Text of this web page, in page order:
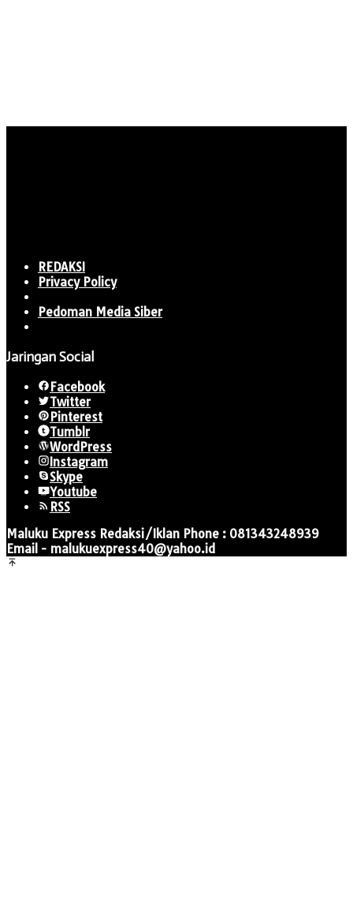
REDAKSI
Privacy Policy
Pedoman Media Siber
Jaringan Social
Facebook
Twitter
Pinterest
Tumblr
WordPress
Instagram
Skype
Youtube
RSS
Maluku Express Redaksi/Iklan Phone : 081343248939
Email - malukuexpress40@yahoo.id